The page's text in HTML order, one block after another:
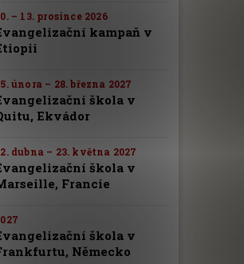
– 13. prosince 2026
kampaň v
února – 28. března 2027
škola v
Ekvádor
dubna – 23. května 2027
škola v
Francie
škola v
Německo